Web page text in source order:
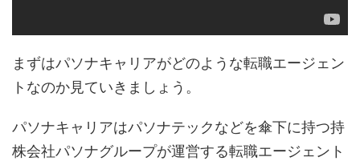
まずはパソナキャリアがどのような転職エージェン
トなのか見ていきましょう。
パソナキャリアはパソナテックなどを傘下に持つ持
株会社パソナグループが運営する転職エージェント